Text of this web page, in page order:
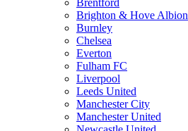
Brentford
Brighton & Hove Albion
Burnley
Chelsea
Everton
Fulham FC
Liverpool
Leeds United
Manchester City
Manchester United